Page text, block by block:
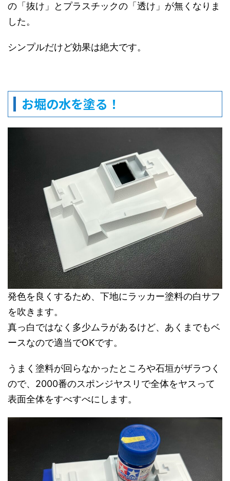
の「抜け」とプラスチックの「透け」が無くなりま
した。
シンプルだけど効果は絶大です。
お堀の水を塗る！
発色を良くするため、下地にラッカー塗料の白サフ
を吹きます。
真っ白ではなく多少ムラがあるけど、あくまでもベ
ースなので適当でOKです。
うまく塗料が回らなかったところや石垣がザラつく
ので、2000番のスポンジヤスリで全体をヤスって
表面全体をすべすべにします。